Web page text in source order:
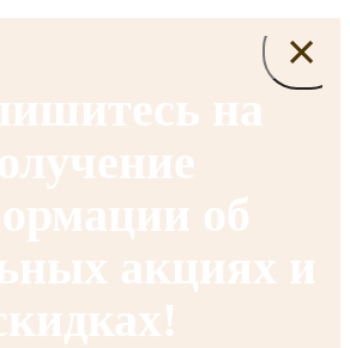
×
на
об
акциях и